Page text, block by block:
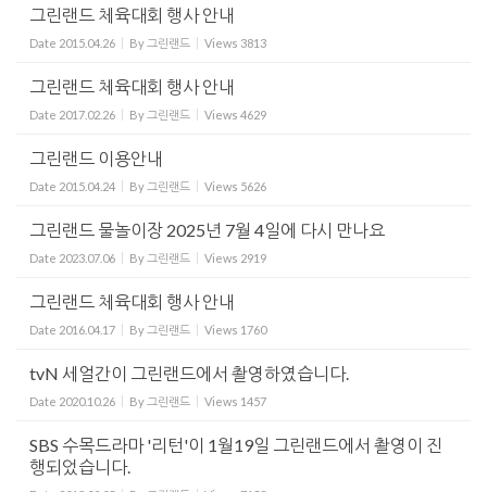
그린랜드 체육대회 행사 안내
Date 2015.04.26 By 그린랜드 Views 3813
그린랜드 체육대회 행사 안내
Date 2017.02.26 By 그린랜드 Views 4629
그린랜드 이용안내
Date 2015.04.24 By 그린랜드 Views 5626
그린랜드 물놀이장 2025년 7월 4일에 다시 만나요
Date 2023.07.06 By 그린랜드 Views 2919
그린랜드 체육대회 행사 안내
Date 2016.04.17 By 그린랜드 Views 1760
tvN 세얼간이 그린랜드에서 촬영하였습니다.
Date 2020.10.26 By 그린랜드 Views 1457
SBS 수목드라마 '리턴'이 1월19일 그린랜드에서 촬영이 진
행되었습니다.